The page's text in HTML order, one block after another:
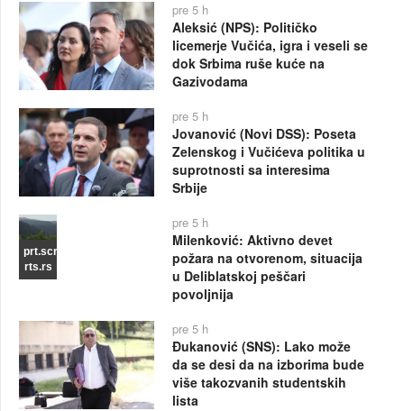
pre 5 h
Aleksić (NPS): Političko
licemerje Vučića, igra i veseli se
dok Srbima ruše kuće na
Gazivodama
pre 5 h
Jovanović (Novi DSS): Poseta
Zelenskog i Vučićeva politika u
suprotnosti sa interesima
Srbije
prt.scr
rts.rs
pre 5 h
Milenković: Aktivno devet
požara na otvorenom, situacija
u Deliblatskoj peščari
povoljnija
pre 5 h
Đukanović (SNS): Lako može
da se desi da na izborima bude
više takozvanih studentskih
lista